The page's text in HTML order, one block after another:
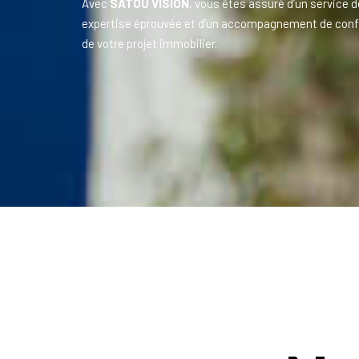
Avec SATOU VISION , vous êtes assuré d’un service
expertise éprouvée et d’un accompagnement de
de votre projet immobilier.